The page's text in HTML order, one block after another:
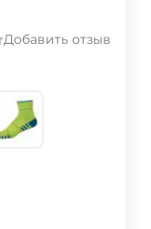
Добавить отзыв